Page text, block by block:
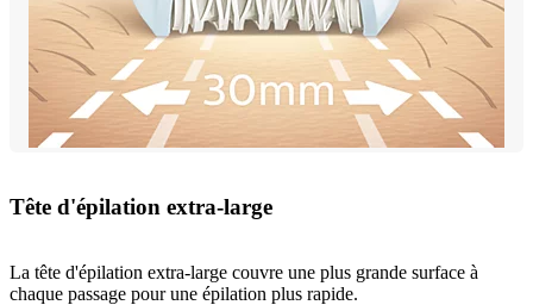
Tête d'épilation extra-large
La tête d'épilation extra-large couvre une plus grande surface à
chaque passage pour une épilation plus rapide.